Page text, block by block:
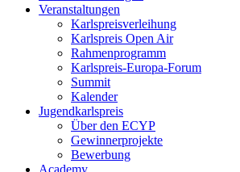
Veranstaltungen
Karlspreisverleihung
Karlspreis Open Air
Rahmenprogramm
Karlspreis-Europa-Forum
Summit
Kalender
Jugendkarlspreis
Über den ECYP
Gewinnerprojekte
Bewerbung
Academy